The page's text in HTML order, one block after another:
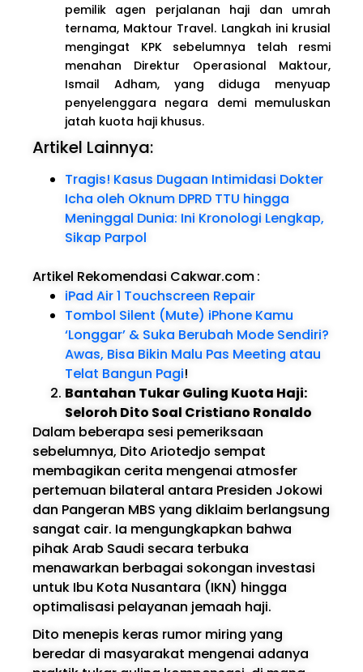
pemilik agen perjalanan haji dan umrah
ternama, Maktour Travel. Langkah ini krusial
mengingat KPK sebelumnya telah resmi
menahan Direktur Operasional Maktour,
Ismail Adham, yang diduga menyuap
penyelenggara negara demi memuluskan
jatah kuota haji khusus.
Artikel Lainnya:
Tragis! Kasus Dugaan Intimidasi Dokter
Icha oleh Oknum DPRD TTU hingga
Meninggal Dunia: Ini Kronologi Lengkap,
Sikap Parpol
Artikel Rekomendasi Cakwar.com:
iPad Air 1 Touchscreen Repair
Tombol Silent (Mute) iPhone Kamu
‘Longgar’ & Suka Berubah Mode Sendiri?
Awas, Bisa Bikin Malu Pas Meeting atau
Telat Bangun Pagi!
Bantahan Tukar Guling Kuota Haji:
Seloroh Dito Soal Cristiano Ronaldo
Dalam beberapa sesi pemeriksaan
sebelumnya, Dito Ariotedjo sempat
membagikan cerita mengenai atmosfer
pertemuan bilateral antara Presiden Jokowi
dan Pangeran MBS yang diklaim berlangsung
sangat cair. Ia mengungkapkan bahwa
pihak Arab Saudi secara terbuka
menawarkan berbagai sokongan investasi
untuk Ibu Kota Nusantara (IKN) hingga
optimalisasi pelayanan jemaah haji.
Dito menepis keras rumor miring yang
beredar di masyarakat mengenai adanya